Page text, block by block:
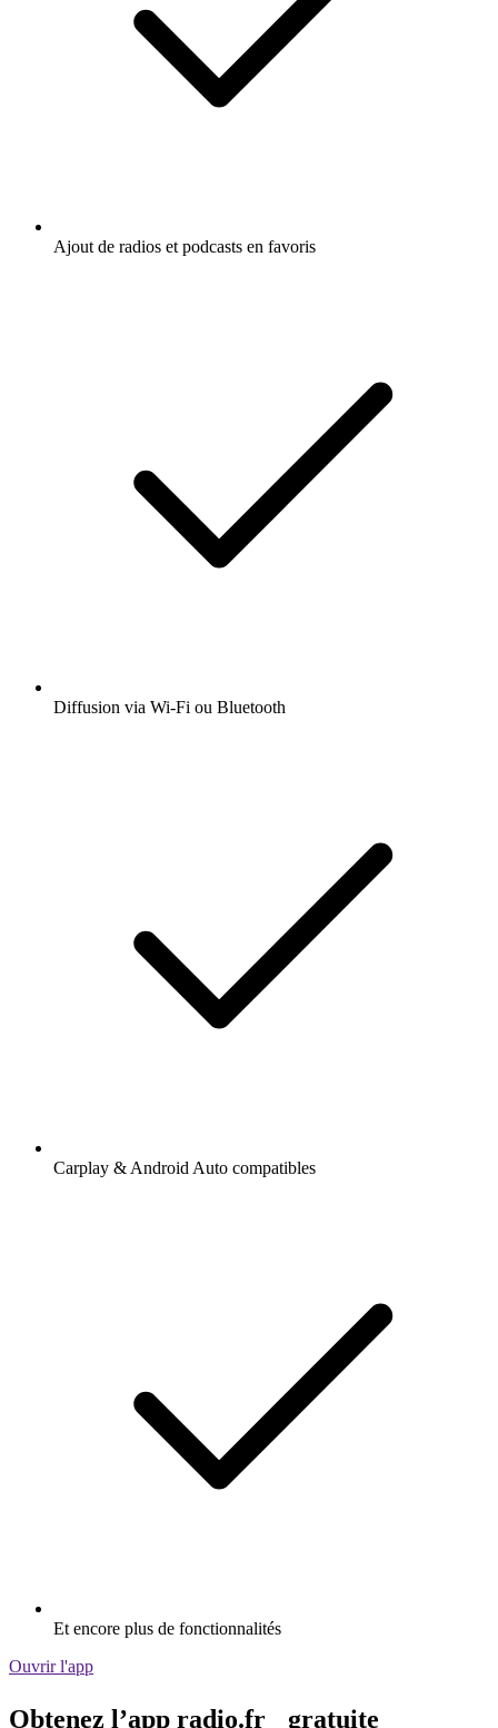
Ajout de radios et podcasts en favoris
Diffusion via Wi-Fi ou Bluetooth
Carplay & Android Auto compatibles
Et encore plus de fonctionnalités
Ouvrir l'app
Obtenez l’app radio.fr gratuite